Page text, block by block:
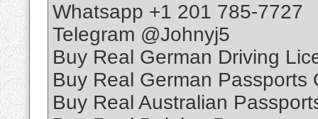
Whatsapp +1 201 785-7727
Telegram @Johnyj5
Buy Real German Driving
Buy Real German Passports
Buy Real Australian